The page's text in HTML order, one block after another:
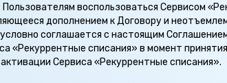
воспользоваться Сервисом
дополнением к Договору и
соглашается с настоящим
«Рекуррентные списания» в момент
Сервиса «Рекуррентные списания».